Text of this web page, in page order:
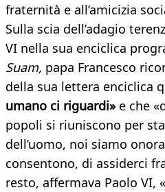
fraternità e all’amicizia
Sulla scia dell’adagio
VI nella sua enciclica
Suam, papa Francesco
della sua lettera enciclica
umano ci riguardi» e che
popoli si riuniscono per
dell’uomo, noi siamo
consentono, di assiderci
resto, affermava Paolo VI,